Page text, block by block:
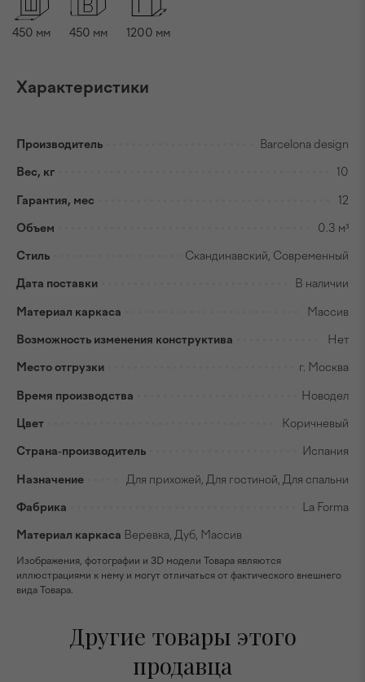
450 мм 450 мм 1200 мм
Характеристики
Производитель Barcelona design
Вес, кг 10
Гарантия, мес 12
Объем 0.3 м³
Стиль Скандинавский, Современный
Дата поставки В наличии
Материал каркаса Массив
Возможность изменения конструктива Нет
Место отгрузки г. Москва
Время производства Новодел
Цвет Коричневый
Страна-производитель Испания
Назначение Для прихожей, Для гостиной, Для спальни
Фабрика La Forma
Материал каркаса Веревка, Дуб, Массив
Изображения, фотографии и 3D модели Товара являются
иллюстрациями к нему и могут отличаться от фактического внешнего
вида Товара.
Другие товары этого
продавца